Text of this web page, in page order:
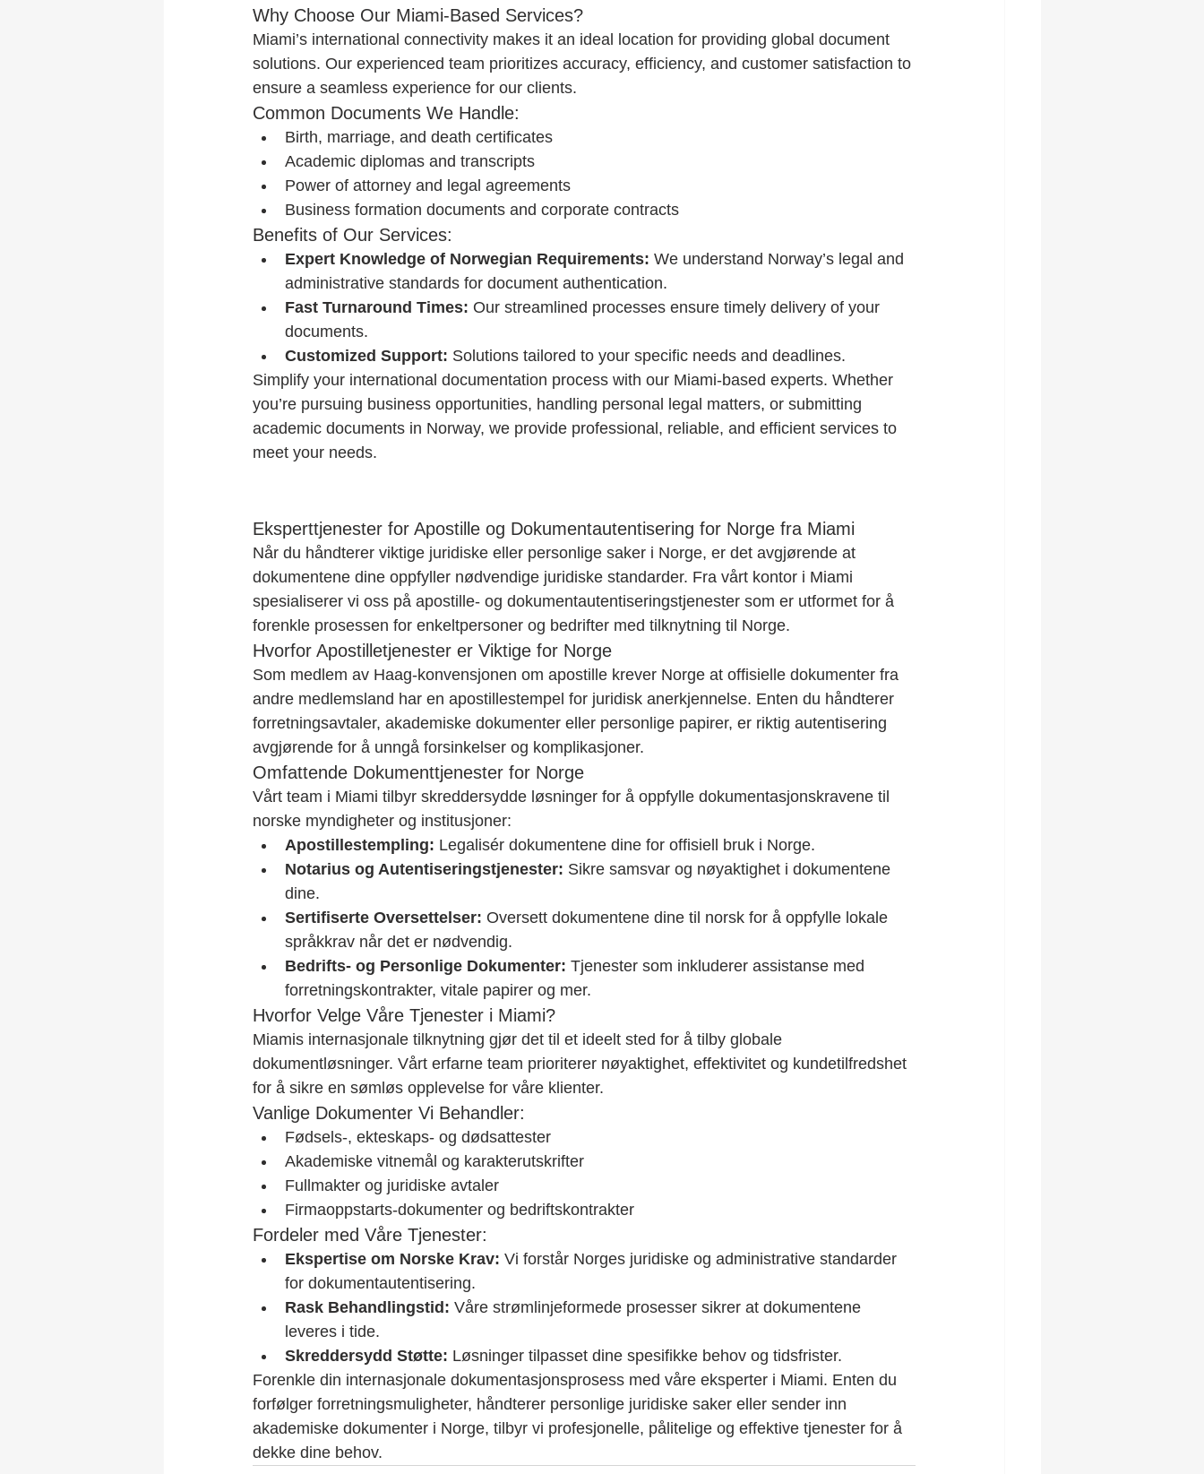
Why Choose Our Miami-Based Services?
Miami’s international connectivity makes it an ideal location for providing global document
solutions. Our experienced team prioritizes accuracy, efficiency, and customer satisfaction to
ensure a seamless experience for our clients.
Common Documents We Handle:
Birth, marriage, and death certificates
Academic diplomas and transcripts
Power of attorney and legal agreements
Business formation documents and corporate contracts
Benefits of Our Services:
Expert Knowledge of Norwegian Requirements: We understand Norway’s legal and
administrative standards for document authentication.
Fast Turnaround Times: Our streamlined processes ensure timely delivery of your
documents.
Customized Support: Solutions tailored to your specific needs and deadlines.
Simplify your international documentation process with our Miami-based experts. Whether
you’re pursuing business opportunities, handling personal legal matters, or submitting
academic documents in Norway, we provide professional, reliable, and efficient services to
meet your needs.
Eksperttjenester for Apostille og Dokumentautentisering for Norge fra Miami
Når du håndterer viktige juridiske eller personlige saker i Norge, er det avgjørende at
dokumentene dine oppfyller nødvendige juridiske standarder. Fra vårt kontor i Miami
spesialiserer vi oss på apostille- og dokumentautentiseringstjenester som er utformet for å
forenkle prosessen for enkeltpersoner og bedrifter med tilknytning til Norge.
Hvorfor Apostilletjenester er Viktige for Norge
Som medlem av Haag-konvensjonen om apostille krever Norge at offisielle dokumenter fra
andre medlemsland har en apostillestempel for juridisk anerkjennelse. Enten du håndterer
forretningsavtaler, akademiske dokumenter eller personlige papirer, er riktig autentisering
avgjørende for å unngå forsinkelser og komplikasjoner.
Omfattende Dokumenttjenester for Norge
Vårt team i Miami tilbyr skreddersydde løsninger for å oppfylle dokumentasjonskravene til
norske myndigheter og institusjoner:
Apostillestempling: Legalisér dokumentene dine for offisiell bruk i Norge.
Notarius og Autentiseringstjenester: Sikre samsvar og nøyaktighet i dokumentene
dine.
Sertifiserte Oversettelser: Oversett dokumentene dine til norsk for å oppfylle lokale
språkkrav når det er nødvendig.
Bedrifts- og Personlige Dokumenter: Tjenester som inkluderer assistanse med
forretningskontrakter, vitale papirer og mer.
Hvorfor Velge Våre Tjenester i Miami?
Miamis internasjonale tilknytning gjør det til et ideelt sted for å tilby globale
dokumentløsninger. Vårt erfarne team prioriterer nøyaktighet, effektivitet og kundetilfredshet
for å sikre en sømløs opplevelse for våre klienter.
Vanlige Dokumenter Vi Behandler:
Fødsels-, ekteskaps- og dødsattester
Akademiske vitnemål og karakterutskrifter
Fullmakter og juridiske avtaler
Firmaoppstarts-dokumenter og bedriftskontrakter
Fordeler med Våre Tjenester:
Ekspertise om Norske Krav: Vi forstår Norges juridiske og administrative standarder
for dokumentautentisering.
Rask Behandlingstid: Våre strømlinjeformede prosesser sikrer at dokumentene
leveres i tide.
Skreddersydd Støtte: Løsninger tilpasset dine spesifikke behov og tidsfrister.
Forenkle din internasjonale dokumentasjonsprosess med våre eksperter i Miami. Enten du
forfølger forretningsmuligheter, håndterer personlige juridiske saker eller sender inn
akademiske dokumenter i Norge, tilbyr vi profesjonelle, pålitelige og effektive tjenester for å
dekke dine behov.